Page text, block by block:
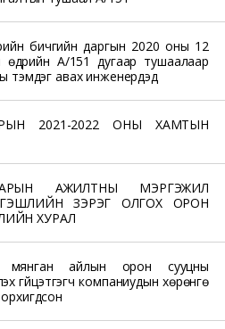
бичгийн даргын 2020 оны 12
өдрийн А/151 дугаар тушаалаар
тэмдэг авах инженерүүдэд
2021-2022 ОНЫ ХАМТЫН
АЖИЛТНЫ МЭРГЭЖИЛ
ЗЭРЭГ ОЛГОХ ОРОН
ХУРАЛ
мянган айлын орон сууцны
гүйцэтгэгч компаниудын хөрөнгө